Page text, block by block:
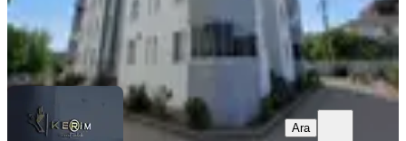
Kerim Emlak Kerim Kızmaz
Ara
Ara